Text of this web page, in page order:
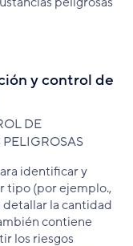
y control de
identificar y
tipo (por ejemplo.,
detallar la cantidad
contiene
los riesgos